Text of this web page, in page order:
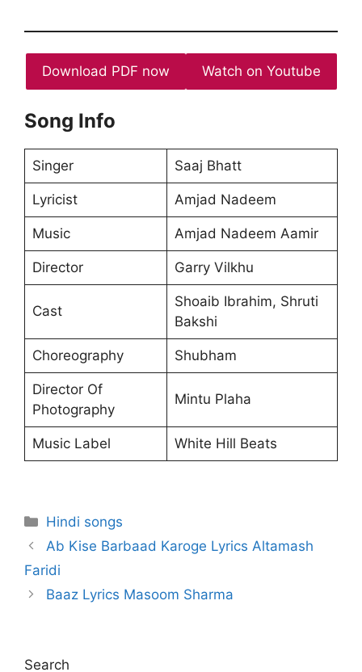
Download PDF now Watch on Youtube
Song Info
Singer Saaj Bhatt
Lyricist Amjad Nadeem
Music Amjad Nadeem Aamir
Director Garry Vilkhu
Cast
Shoaib Ibrahim, Shruti
Bakshi
Choreography Shubham
Director Of
Photography
Mintu Plaha
Music Label White Hill Beats
Categories
Hindi songs
Ab Kise Barbaad Karoge Lyrics Altamash
Faridi
Baaz Lyrics Masoom Sharma
Search